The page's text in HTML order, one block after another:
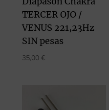
TERCER OJO /
VENUS 221,23Hz
SIN pesas
35,00 €